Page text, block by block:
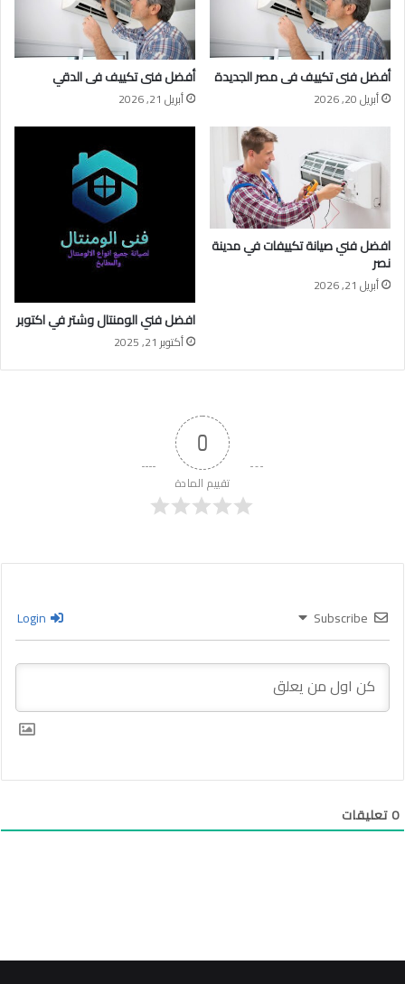
أفضل فنى تكييف فى مصر الجديدة
أبريل 20, 2026
أفضل فنى تكييف فى الدقي
أبريل 21, 2026
افضل فني صيانة تكييفات في مدينة
نصر
أبريل 21, 2026
افضل فني الومنتال وشتر في اكتوبر
أكتوبر 21, 2025
0
تقييم المادة
Subscribe
0تعليقات